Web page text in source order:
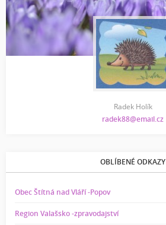
Radek Holík
radek88@email.cz
OBLÍBENÉ ODKAZY
Obec Štítná nad Vláří -Popov
Region Valašsko -zpravodajství